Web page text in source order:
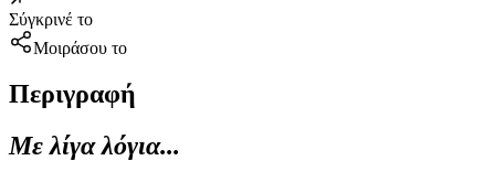
Σύγκρινέ το
Μοιράσου το
Περιγραφή
Με λίγα λόγια...